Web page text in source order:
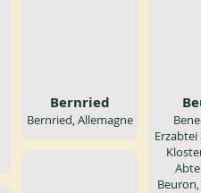
Bernried
Bernried, Allemagne